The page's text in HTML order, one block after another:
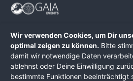
Wir verwenden Cookies, um Dir
optimal zeigen zu können. Bitte
damit wir notwendige Daten
ablehnst oder Deine Einwilligung
bestimmte Funktionen beeinträchtigt
Mein Fokus in der Arbeit liegt auf der
nervensystembasierten und
Human Design System sowohl die Basis
basierte Klopfakupressur bereichert wird.